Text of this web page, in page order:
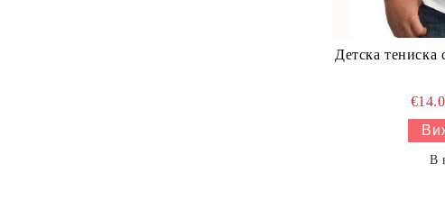
Детска
В